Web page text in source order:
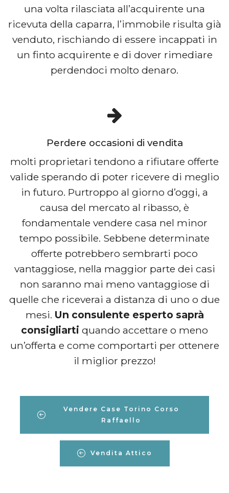
una volta rilasciata all’acquirente una
ricevuta della caparra, l’immobile risulta già
venduto, rischiando di essere incappati in
un finto acquirente e di dover rimediare
perdendoci molto denaro.
Perdere occasioni di vendita
molti proprietari tendono a rifiutare offerte
valide sperando di poter ricevere di meglio
in futuro. Purtroppo al giorno d’oggi, a
causa del mercato al ribasso, è
fondamentale vendere casa nel minor
tempo possibile. Sebbene determinate
offerte potrebbero sembrarti poco
vantaggiose, nella maggior parte dei casi
non saranno mai meno vantaggiose di
quelle che riceverai a distanza di uno o due
mesi. Un consulente esperto saprà
consigliarti quando accettare o meno
un’offerta e come comportarti per ottenere
il miglior prezzo!
Vendere Case Torino Corso
Raffaello
Vendita Attico